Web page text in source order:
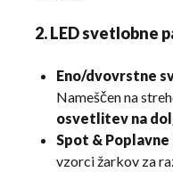
2. LED svetlobne
Eno/dvovrstne
Nameščen na
osvetlitev na
Spot &
vzorci žarkov za